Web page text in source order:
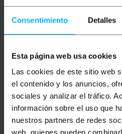
Consentimiento Detalles
Esta página web usa cookies
Las cookies de este sitio web
el contenido y los anuncios,
sociales y analizar el tráfico.
información sobre el uso que
nuestros partners de redes
Beschrijving
Thermische mat of bureau
kunstleer waarin een
verwarmingssysteem is
bureaus, koude vloeren,
waardoor de handen of
Ideaal voor werkplekken
bewegen en de tafel of vloer